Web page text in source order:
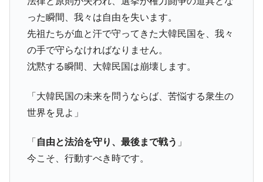
った瞬間、我々は自由を失います。
先祖たちが血と汗で守ってきた大韓民国を、我々
の手で守らなければなりません。
沈黙する瞬間、大韓民国は崩壊します。
「大韓民国の未来を問うならば、苦悩する衆生の
世界を見よ」
「 自由と法治を守り、最後まで戦う 」
今こそ、行動すべき時です。